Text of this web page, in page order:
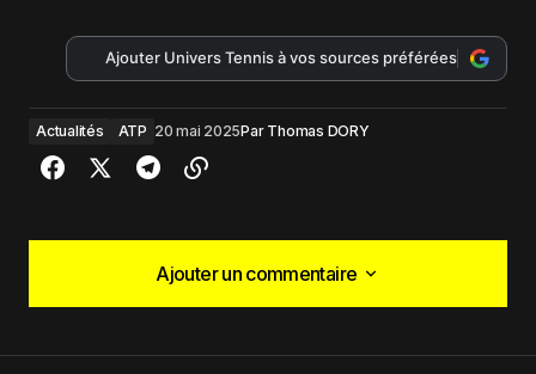
Ajouter Univers Tennis à vos sources préférées
Actualités ATP 20 mai 2025Par Thomas DORY
Ajouter un commentaire
Ajouter un commentaire